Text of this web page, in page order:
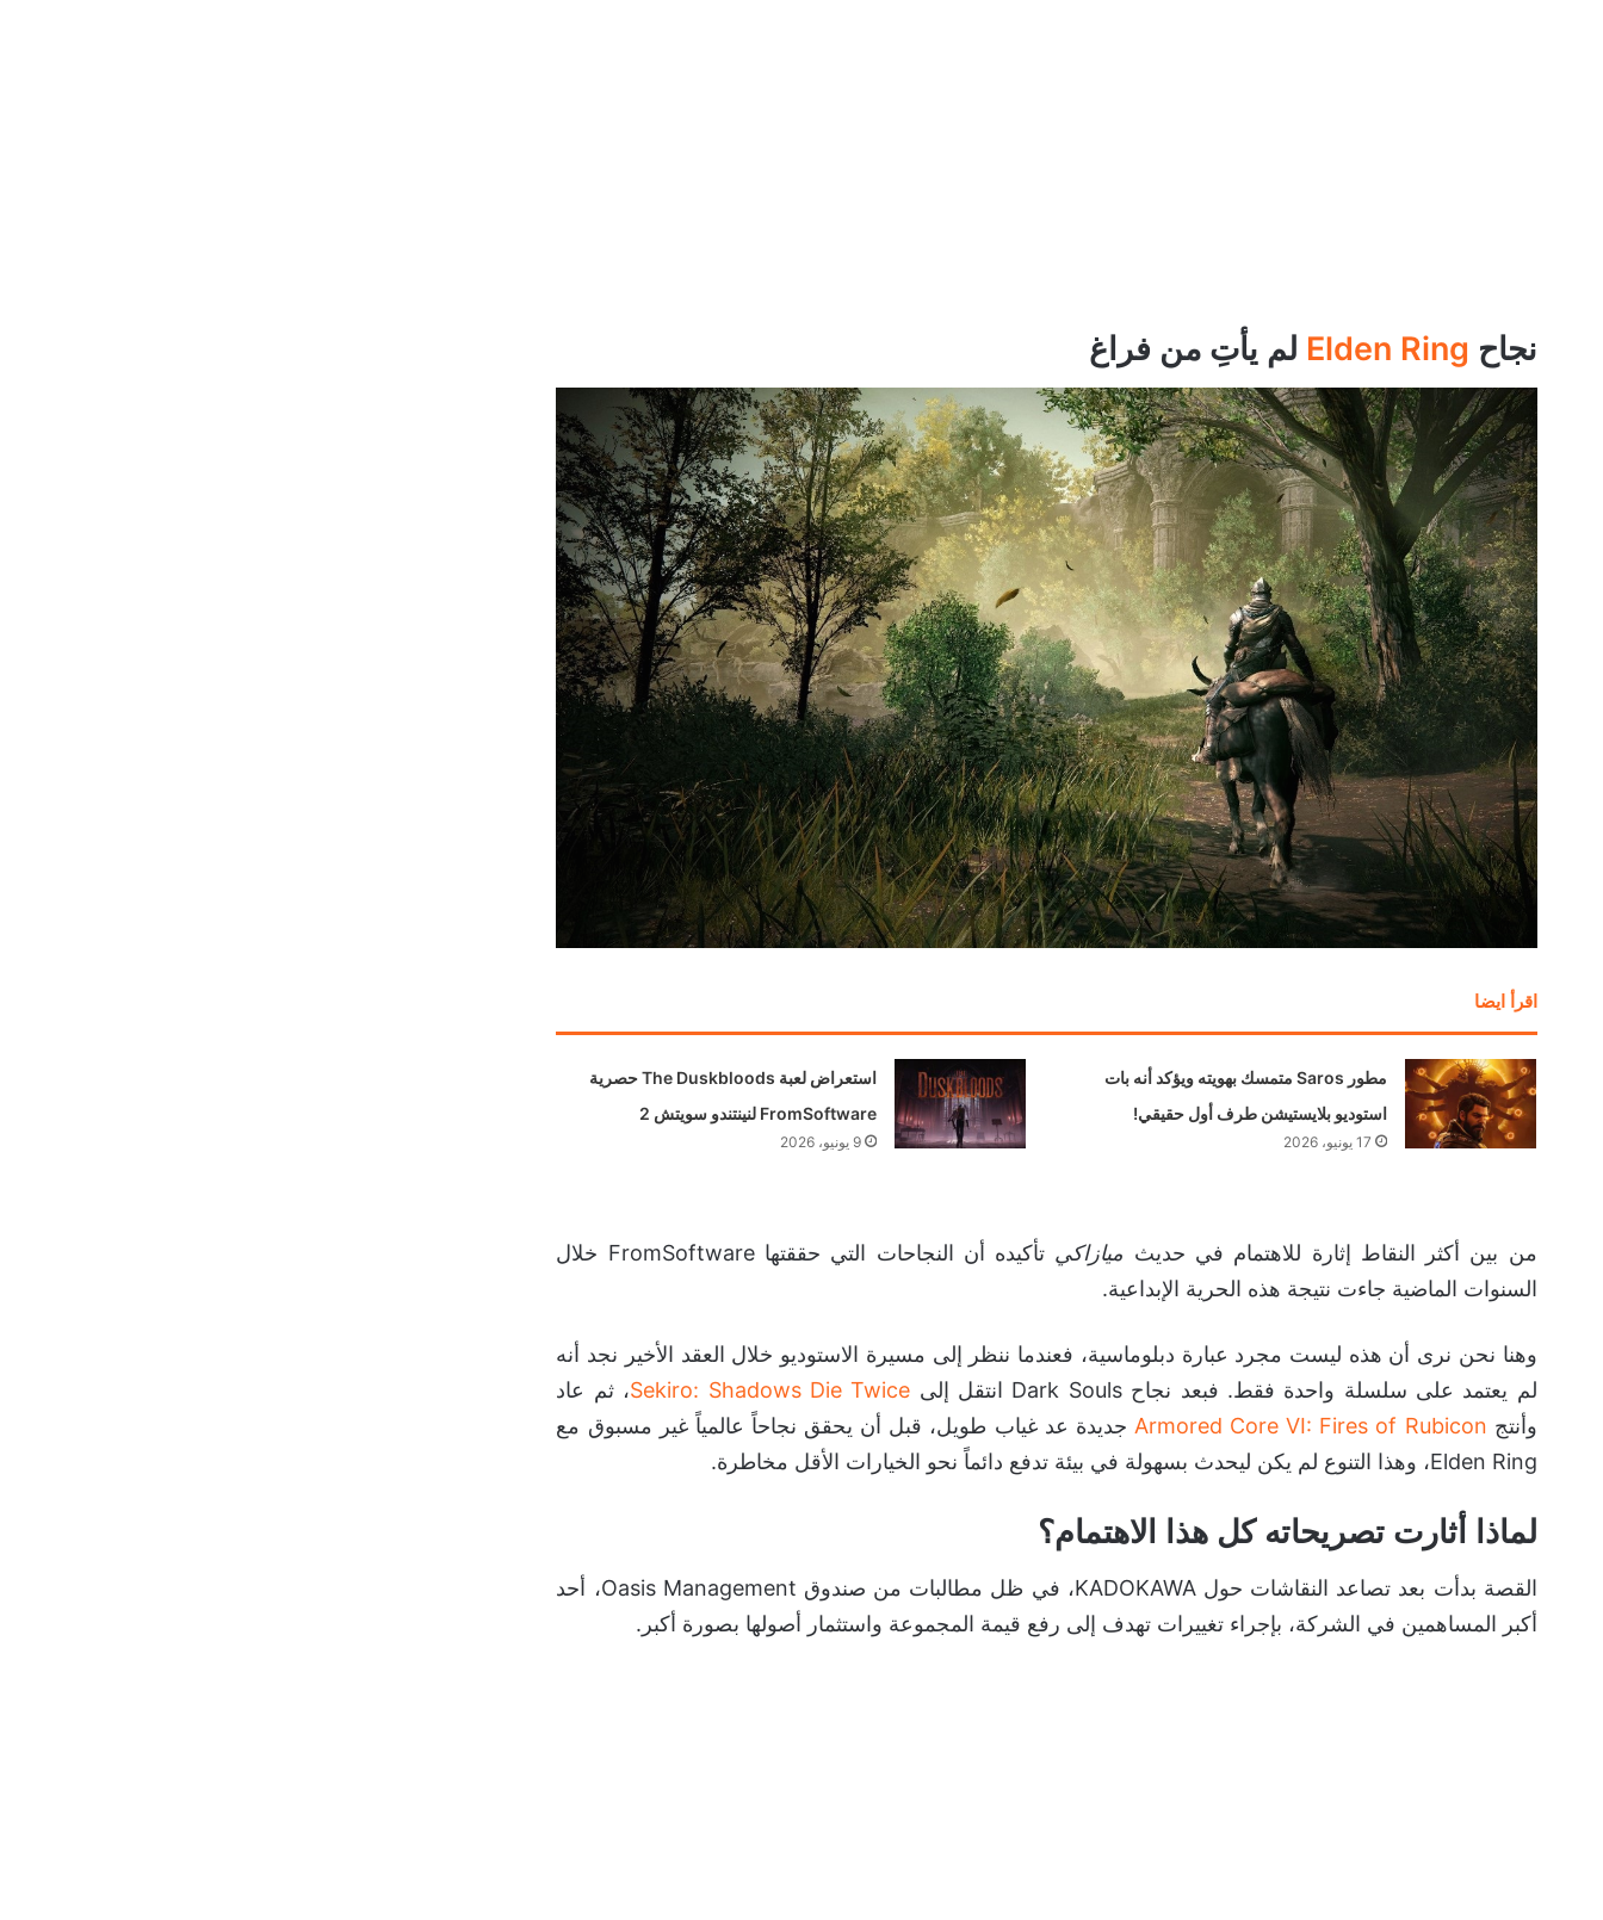
نجاح Elden Ring لم يأتِ من فراغ
اقرأ ايضا
مطور Saros متمسك بهويته ويؤكد أنه بات
استوديو بلايستيشن طرف أول حقيقي!
17 يونيو، 2026
استعراض لعبة The Duskbloods حصرية
FromSoftware لنينتندو سويتش 2
9 يونيو، 2026
من بين أكثر النقاط إثارة للاهتمام في حديث ميازاكي
تأكيده أن النجاحات التي حققتها FromSoftware خلال
السنوات الماضية جاءت نتيجة هذه الحرية الإبداعية.
وهنا نحن نرى أن هذه ليست مجرد عبارة دبلوماسية، فعندما ننظر إلى مسيرة الاستوديو خلال العقد الأخير نجد أنه
لم يعتمد على سلسلة واحدة فقط. فبعد نجاح Dark Souls انتقل إلى
Sekiro: Shadows Die Twice، ثم عاد
وأنتج Armored Core VI: Fires of Rubicon جديدة عد غياب طويل، قبل أن يحقق نجاحاً عالمياً غير مسبوق مع
Elden Ring، وهذا التنوع لم يكن ليحدث بسهولة في بيئة تدفع دائماً نحو الخيارات الأقل مخاطرة.
لماذا أثارت تصريحاته كل هذا الاهتمام؟
القصة بدأت بعد تصاعد النقاشات حول KADOKAWA، في ظل مطالبات من صندوق Oasis Management، أحد
أكبر المساهمين في الشركة، بإجراء تغييرات تهدف إلى رفع قيمة المجموعة واستثمار أصولها بصورة أكبر.